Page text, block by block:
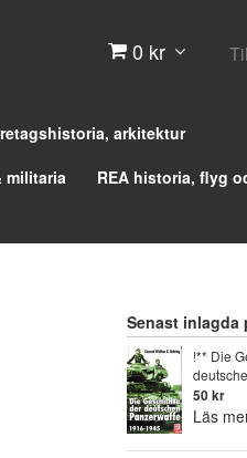
0 kr
arkitektur
militaria
REA historia, flyg
Senast inlagda
!** Die
50 kr
Läs